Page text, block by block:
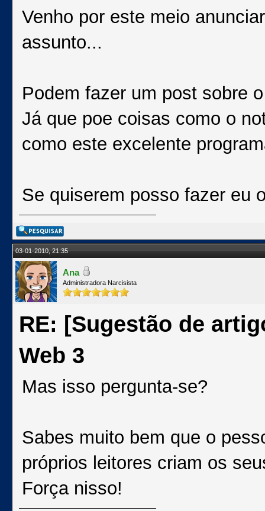
Venho por este meio
assunto...
Podem fazer um post sobre
Já que poe coisas como o
como este excelente
Se quiserem posso fazer eu
03-01-2010, 21:35
Ana
Administradora Narcisista
RE: [Sugestão de
Web 3
Mas isso pergunta-se?
Sabes muito bem que o
próprios leitores criam os
Força nisso!